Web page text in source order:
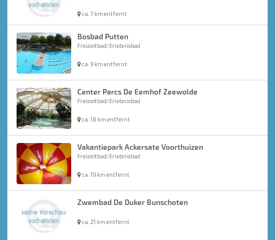
ca. 7 km entfernt
Bosbad Putten
Freizeitbad/Erlebnisbad
ca. 9 km entfernt
Center Parcs De Eemhof Zeewolde
Freizeitbad/Erlebnisbad
ca. 18 km entfernt
Vakantiepark Ackersate Voorthuizen
Freizeitbad/Erlebnisbad
ca. 19 km entfernt
Zwembad De Duker Bunschoten
ca. 21 km entfernt